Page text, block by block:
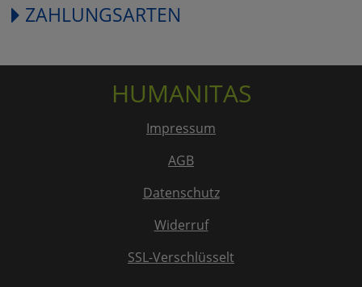
ZAHLUNGSARTEN
HUMANITAS
Impressum
AGB
Datenschutz
Widerruf
SSL-Verschlüsselt